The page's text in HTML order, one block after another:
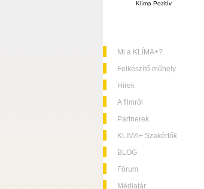
Klíma Pozitív
Mi a KLÍMA+?
Felkészítő műhely
Hírek
A filmről
Partnerek
KLIMA+ Szakértők
BLOG
Fórum
Médiatár